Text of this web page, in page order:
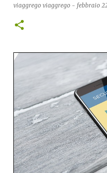
viaggrego viaggrego - febbraio